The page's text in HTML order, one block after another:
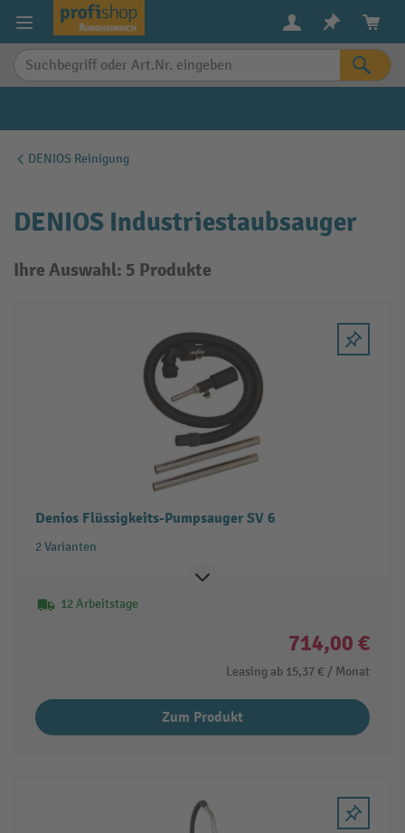
springen
DENIOS Reinigung
DENIOS Industriestaubsauger
Ihre Auswahl: 5 Produkte
Denios Flüssigkeits-Pumpsauger SV 6
2 Varianten
12 Arbeitstage
714,00 €
Leasing ab 15,37 € / Monat
Zum Produkt